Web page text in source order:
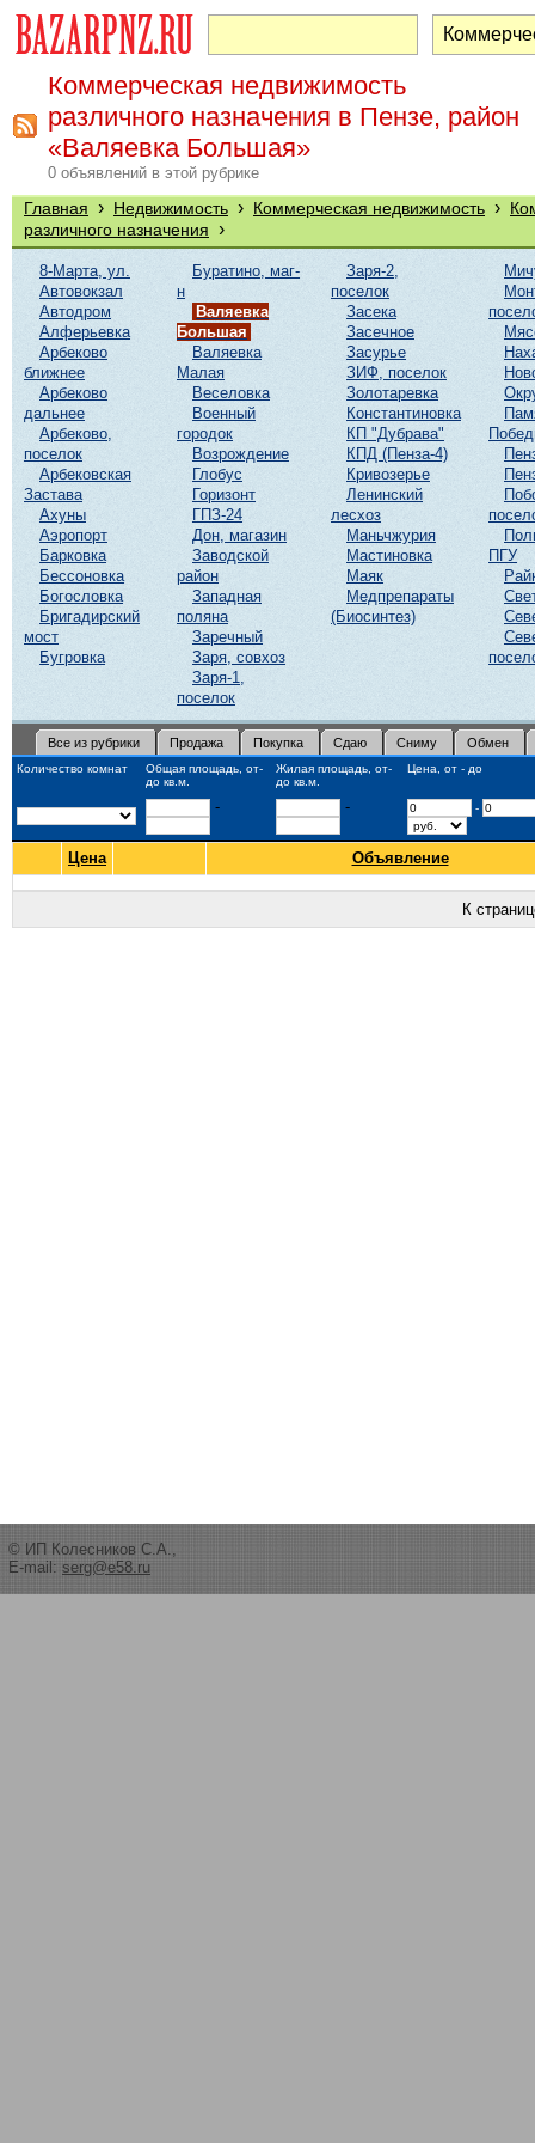
Коммерческая недвижимость
различного назначения в Пензе, район
«Валяевка Большая»
0 объявлений в этой рубрике
Главная › Недвижимость › Коммерческая недвижимость ›
различного назначения ›
8-Марта, ул.
Автовокзал
Автодром
Алферьевка
Арбеково
ближнее
Арбеково
дальнее
Арбеково,
поселок
Арбековская
Застава
Ахуны
Аэропорт
Барковка
Бессоновка
Богословка
Бригадирский
мост
Бугровка
Буратино, маг-
н
Валяевка
Большая
Валяевка
Малая
Веселовка
Военный
городок
Возрождение
Глобус
Горизонт
ГПЗ-24
Дон, магазин
Заводской
район
Западная
поляна
Заречный
Заря, совхоз
Заря-1,
поселок
Заря-2,
поселок
Засека
Засечное
Засурье
ЗИФ, поселок
Золотаревка
Константиновка
КП "Дубрава"
КПД (Пенза-4)
Кривозерье
Ленинский
лесхоз
Маньчжурия
Мастиновка
Маяк
Медпрепараты
(Биосинтез)
ПГУ
Все из рубрики Продажа Покупка Сдаю Сниму Обмен
Количество комнат
Общая площадь, от-
до кв.м.
Жилая площадь, от-
до кв.м.
Цена, от - до
- - -
Цена Объявление
К
© ИП Колесников С.А.,
E-mail: serg@e58.ru